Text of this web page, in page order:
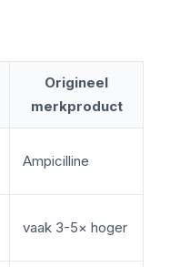
Origineel
merkproduct
Ampicilline
vaak 3-5× hoger